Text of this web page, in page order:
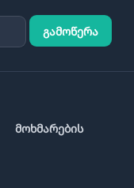
გამოწერა
მოხმარების